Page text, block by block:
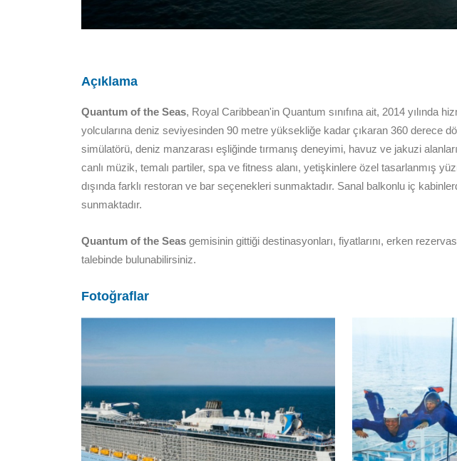
Açıklama
Quantum of the Seas, Royal Caribbean'in Quantum sınıfına ait, 2014 yılında
yolcularına deniz seviyesinden 90 metre yüksekliğe kadar çıkaran 360 derece
simülatörü, deniz manzarası eşliğinde tırmanış deneyimi, havuz ve jakuzi
canlı müzik, temalı partiler, spa ve fitness alanı, yetişkinlere özel tasarlanmış
dışında farklı restoran ve bar seçenekleri sunmaktadır. Sanal balkonlu iç
sunmaktadır.
Quantum of the Seas gemisinin gittiği destinasyonları, fiyatlarını, erken
talebinde bulunabilirsiniz.
Fotoğraflar